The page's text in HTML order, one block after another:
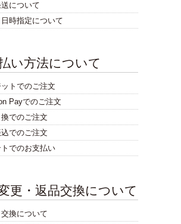
について
時指定について
い方法について
トでのご注文
Payでのご注文
でのご注文
でのご注文
でのお支払い
更・返品交換について
換について